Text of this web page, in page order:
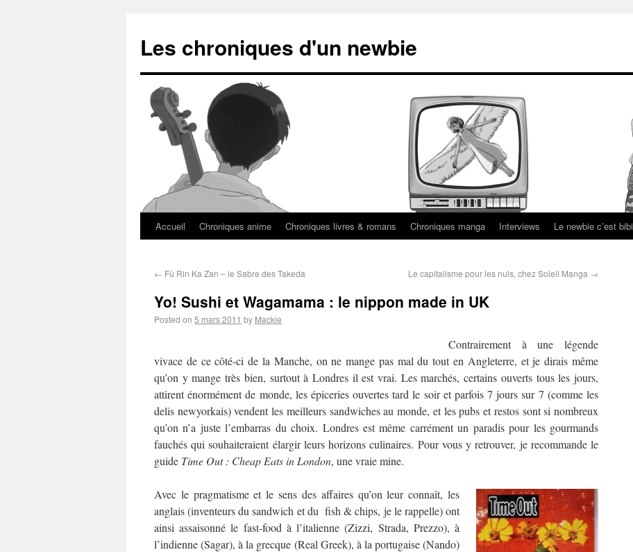
Les chroniques d'un newbie
Accueil Chroniques anime Chroniques livres & romans Chroniques manga Interviews Le newbie c’est bibi
← Fû Rin Ka Zan – le Sabre des Takeda Le capitalisme pour les nuls, chez Soleil Manga →
Yo! Sushi et Wagamama : le nippon made in UK
Posted on 5 mars 2011 by Mackie
Contrairement à une légende
vivace de ce côté-ci de la Manche, on ne mange pas mal du tout en Angleterre, et je dirais même
qu’on y mange très bien, surtout à Londres il est vrai. Les marchés, certains ouverts tous les jours,
attirent énormément de monde, les épiceries ouvertes tard le soir et parfois 7 jours sur 7 (comme les
delis newyorkais) vendent les meilleurs sandwiches au monde, et les pubs et restos sont si nombreux
qu’on n’a juste l’embarras du choix. Londres est même carrément un paradis pour les gourmands
fauchés qui souhaiteraient élargir leurs horizons culinaires. Pour vous y retrouver, je recommande le
guide Time Out : Cheap Eats in London, une vraie mine.
Avec le pragmatisme et le sens des affaires qu’on leur connaît, les
anglais (inventeurs du sandwich et du fish & chips, je le rappelle) ont
ainsi assaisonné le fast-food à l’italienne (Zizzi, Strada, Prezzo), à
l’indienne (Sagar), à la grecque (Real Greek), à la portugaise (Nando)